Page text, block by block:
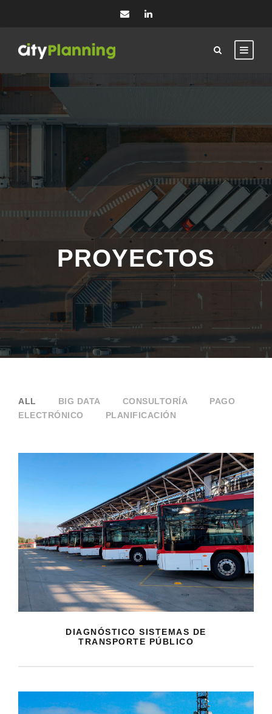
PROYECTOS
ALL BIG DATA CONSULTORÍA
PAGO
ELECTRÓNICO
PLANIFICACIÓN
DIAGNÓSTICO SISTEMAS DE
TRANSPORTE PÚBLICO